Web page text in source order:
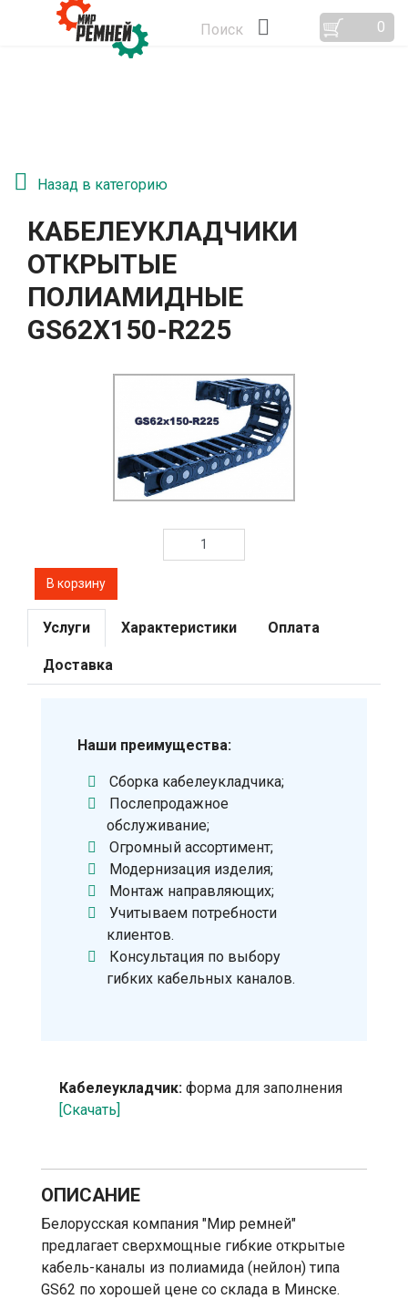
Поиск 0
Назад в категорию
КАБЕЛЕУКЛАДЧИКИ
ОТКРЫТЫЕ
ПОЛИАМИДНЫЕ
GS62Х150-R225
Услуги Характеристики Оплата
Доставка
Наши преимущества:
Сборка кабелеукладчика;
Послепродажное
обслуживание;
Огромный ассортимент;
Модернизация изделия;
Монтаж направляющих;
Учитываем потребности
клиентов.
Консультация по выбору
гибких кабельных каналов.
Кабелеукладчик: форма для заполнения
[Скачать]
ОПИСАНИЕ
Белорусская компания "Мир ремней"
предлагает сверхмощные гибкие открытые
кабель-каналы из полиамида (нейлон) типа
GS62 по хорошей цене со склада в Минске.